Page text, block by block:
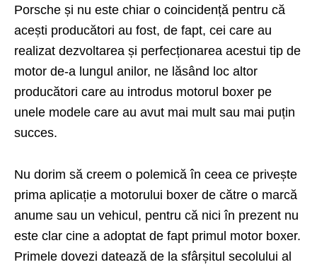
Porsche și nu este chiar o coincidență pentru că
acești producători au fost, de fapt, cei care au
realizat dezvoltarea și perfecționarea acestui tip de
motor de-a lungul anilor, ne lăsând loc altor
producători care au introdus motorul boxer pe
unele modele care au avut mai mult sau mai puțin
succes.
Nu dorim să creem o polemică în ceea ce privește
prima aplicație a motorului boxer de către o marcă
anume sau un vehicul, pentru că nici în prezent nu
este clar cine a adoptat de fapt primul motor boxer.
Primele dovezi datează de la sfârșitul secolului al